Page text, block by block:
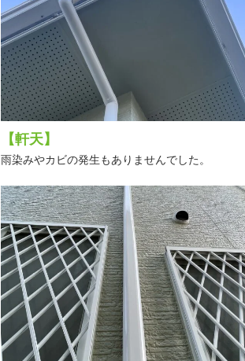
【軒天】
雨染みやカビの発生もありませんでした。